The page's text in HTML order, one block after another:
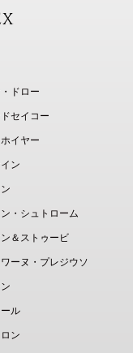
ドロー
セイコー
イヤー
ン
・シュトローム
＆ストゥービ
ーヌ・プレジウソ
ル
ン